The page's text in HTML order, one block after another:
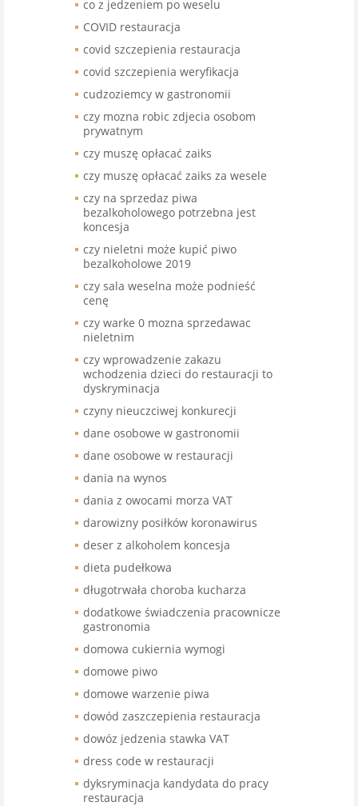
co z jedzeniem po weselu
COVID restauracja
covid szczepienia restauracja
covid szczepienia weryfikacja
cudzoziemcy w gastronomii
czy mozna robic zdjecia osobom
prywatnym
czy muszę opłacać zaiks
czy muszę opłacać zaiks za wesele
czy na sprzedaz piwa
bezalkoholowego potrzebna jest
koncesja
czy nieletni może kupić piwo
bezalkoholowe 2019
czy sala weselna może podnieść
cenę
czy warke 0 mozna sprzedawac
nieletnim
czy wprowadzenie zakazu
wchodzenia dzieci do restauracji to
dyskryminacja
czyny nieuczciwej konkurecji
dane osobowe w gastronomii
dane osobowe w restauracji
dania na wynos
dania z owocami morza VAT
darowizny posiłków koronawirus
deser z alkoholem koncesja
dieta pudełkowa
długotrwała choroba kucharza
dodatkowe świadczenia pracownicze
gastronomia
domowa cukiernia wymogi
domowe piwo
domowe warzenie piwa
dowód zaszczepienia restauracja
dowóz jedzenia stawka VAT
dress code w restauracji
dyksryminacja kandydata do pracy
restauracja